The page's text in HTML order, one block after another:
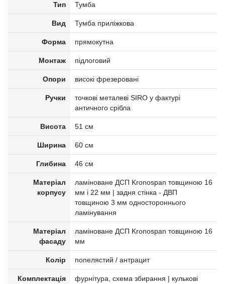
Тип Тумба
Вид Тумба приліжкова
Форма прямокутна
Монтаж підлоговий
Опори високі фрезеровані
Ручки
точкові металеві SIRO у фактурі
античного срібла
Висота 51 см
Ширина 60 см
Глибина 46 см
Матеріал
корпусу
ламіноване ДСП Kronospan товщиною 16
мм і 22 мм | задня стінка - ДВП
товщиною 3 мм одностороннього
ламінування
Матеріал
фасаду
ламіноване ДСП Kronospan товщиною 16
мм
Колір попелястий / антрацит
Комплектація
фурнітура, схема збирання | кулькові